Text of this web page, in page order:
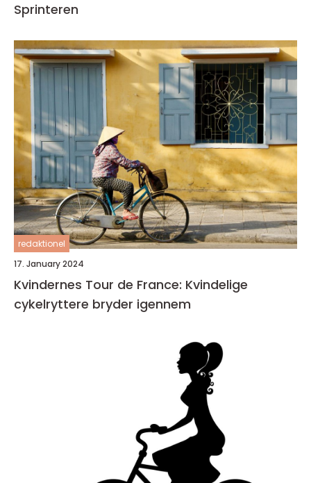
Sprinteren
redaktionel
17. January 2024
Kvindernes Tour de France: Kvindelige
cykelryttere bryder igennem